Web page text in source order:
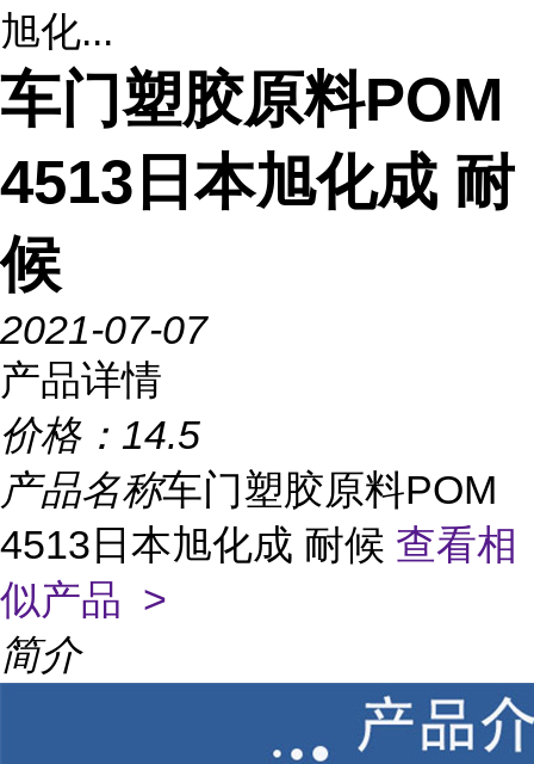
旭化...
车门塑胶原料POM
4513日本旭化成 耐
候
2021-07-07
产品详情
价格： 14.5
产品名称车门塑胶原料POM
4513日本旭化成 耐候 查看相
似产品 >
简介